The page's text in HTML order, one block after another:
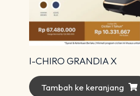
I-CHIRO GRANDIA X
Tambah ke keranjang